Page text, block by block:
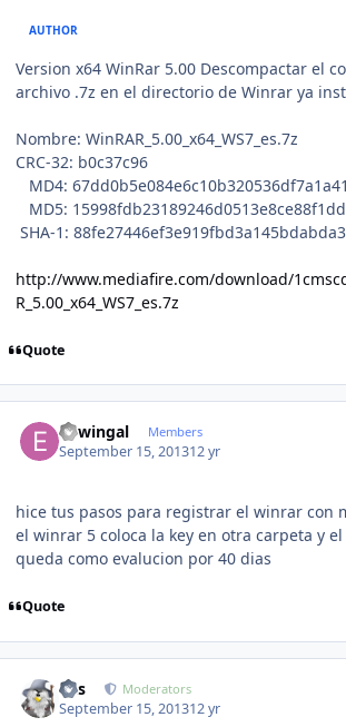
AUTHOR
Version x64 WinRar 5.00 Descompactar el
archivo .7z en el directorio de Winrar ya
Nombre: WinRAR_5.00_x64_WS7_es.7z
CRC-32: b0c37c96
MD4:
MD5:
SHA-1:
http://www.mediafire.com/download/
R_5.00_x64_WS7_es.7z
Quote
edwingal Members
September 15, 201312 yr
hice tus pasos para registrar el winrar con
el winrar 5 coloca la key en otra carpeta y
queda como evalucion por 40 dias
Quote
luis Moderators
September 15, 201312 yr